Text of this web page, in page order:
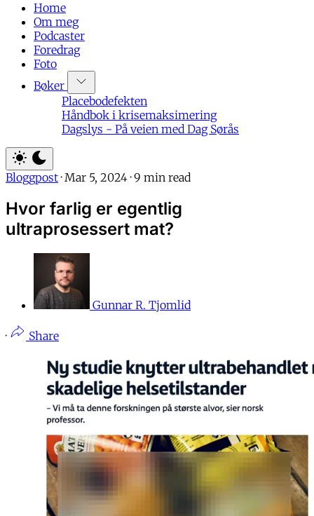
Home
Om meg
Podcaster
Foredrag
Foto
Bøker
Placebodefekten
Håndbok i krisemaksimering
Dagslys - På veien med Dag Sørås
Bloggpost · Mar 5, 2024 · 9 min read
Hvor farlig er egentlig
ultraprosessert mat?
Gunnar R. Tjomlid
· Share